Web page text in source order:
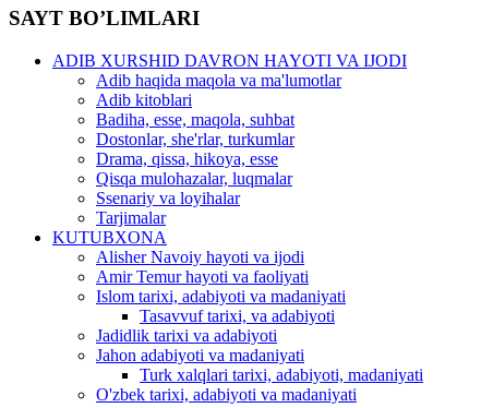
SAYT BO’LIMLARI
ADIB XURSHID DAVRON HAYOTI VA IJODI
Adib haqida maqola va ma'lumotlar
Adib kitoblari
Badiha, esse, maqola, suhbat
Dostonlar, she'rlar, turkumlar
Drama, qissa, hikoya, esse
Qisqa mulohazalar, luqmalar
Ssenariy va loyihalar
Tarjimalar
KUTUBXONA
Alisher Navoiy hayoti va ijodi
Amir Temur hayoti va faoliyati
Islom tarixi, adabiyoti va madaniyati
Tasavvuf tarixi, va adabiyoti
Jadidlik tarixi va adabiyoti
Jahon adabiyoti va madaniyati
Turk xalqlari tarixi, adabiyoti, madaniyati
O'zbek tarixi, adabiyoti va madaniyati